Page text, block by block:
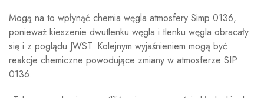
Mogą na to wpłynąć chemia węgla atmosfery Simp 0136,
ponieważ kieszenie dwutlenku węgla i tlenku węgla obracały
się i z poglądu JWST. Kolejnym wyjaśnieniem mogą być
reakcje chemiczne powodujące zmiany w atmosferze SIP
0136.